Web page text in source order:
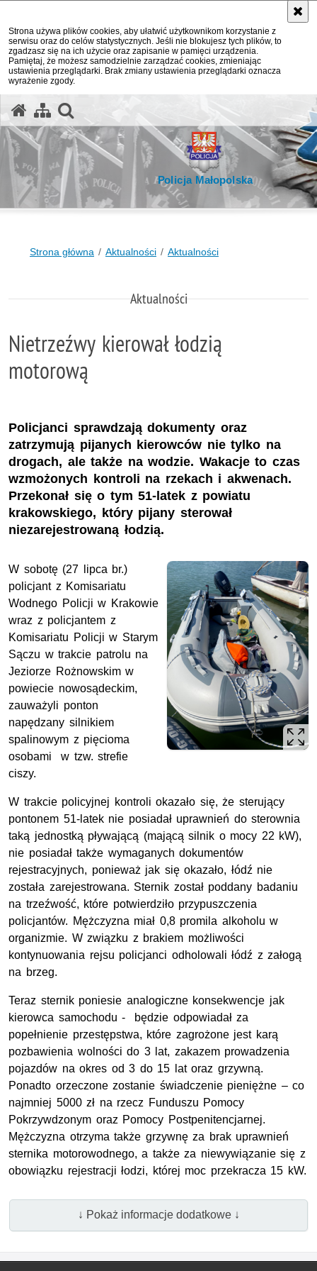
Strona używa plików cookies, aby ułatwić użytkownikom korzystanie z
serwisu oraz do celów statystycznych. Jeśli nie blokujesz tych plików, to
zgadzasz się na ich użycie oraz zapisanie w pamięci urządzenia.
Pamiętaj, że możesz samodzielnie zarządzać cookies, zmieniając
ustawienia przeglądarki. Brak zmiany ustawienia przeglądarki oznacza
wyrażenie zgody.
Policja Małopolska
Strona główna Aktualności Aktualności
Aktualności
Nietrzeźwy kierował łodzią
motorową
Policjanci sprawdzają dokumenty oraz
zatrzymują pijanych kierowców nie tylko na
drogach, ale także na wodzie. Wakacje to czas
wzmożonych kontroli na rzekach i akwenach.
Przekonał się o tym 51-latek z powiatu
krakowskiego, który pijany sterował
niezarejestrowaną łodzią.
W sobotę (27 lipca br.)
policjant z Komisariatu
Wodnego Policji w Krakowie
wraz z policjantem z
Komisariatu Policji w Starym
Sączu w trakcie patrolu na
Jeziorze Rożnowskim w
powiecie nowosądeckim,
zauważyli ponton
napędzany silnikiem
spalinowym z pięcioma
osobami w tzw. strefie
ciszy.
W trakcie policyjnej kontroli okazało się, że sterujący
pontonem 51-latek nie posiadał uprawnień do sterownia
taką jednostką pływającą (mającą silnik o mocy 22 kW),
nie posiadał także wymaganych dokumentów
rejestracyjnych, ponieważ jak się okazało, łódź nie
została zarejestrowana. Sternik został poddany badaniu
na trzeźwość, które potwierdziło przypuszczenia
policjantów. Mężczyzna miał 0,8 promila alkoholu w
organizmie. W związku z brakiem możliwości
kontynuowania rejsu policjanci odholowali łódź z załogą
na brzeg.
Teraz sternik poniesie analogiczne konsekwencje jak
kierowca samochodu - będzie odpowiadał za
popełnienie przestępstwa, które zagrożone jest karą
pozbawienia wolności do 3 lat, zakazem prowadzenia
pojazdów na okres od 3 do 15 lat oraz grzywną.
Ponadto orzeczone zostanie świadczenie pieniężne – co
najmniej 5000 zł na rzecz Funduszu Pomocy
Pokrzywdzonym oraz Pomocy Postpenitencjarnej.
Mężczyzna otrzyma także grzywnę za brak uprawnień
sternika motorowodnego, a także za niewywiązanie się z
obowiązku rejestracji łodzi, której moc przekracza 15 kW.
↓ Pokaż informacje dodatkowe ↓